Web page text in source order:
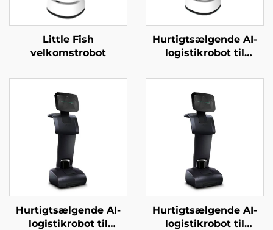
Little Fish
velkomstrobot
Hurtigtsælgende AI-
logistikrobot til
af mad til restauranter
og hoteller
Hurtigtsælgende AI-
logistikrobot til
Hurtigtsælgende AI-
logistikrobot til